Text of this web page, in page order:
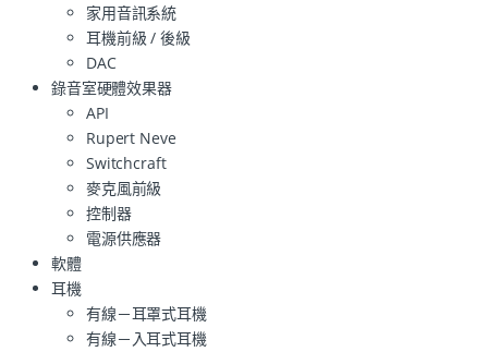
家用音訊系統
耳機前級 / 後級
DAC
錄音室硬體效果器
API
Rupert Neve
Switchcraft
麥克風前級
控制器
電源供應器
軟體
耳機
有線－耳罩式耳機
有線－入耳式耳機